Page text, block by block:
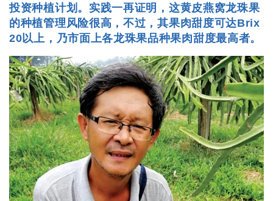
投资种植计划。实践一再证明，这黄皮燕窝龙珠果
的种植管理风险很高，不过，其果肉甜度可达Brix
20以上，乃市面上各龙珠果品种果肉甜度最高者。